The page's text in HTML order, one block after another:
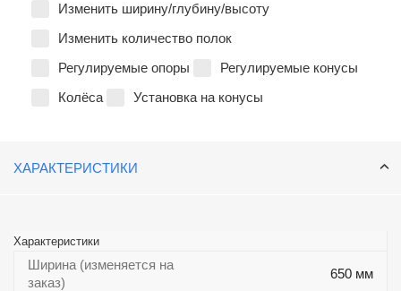
Изменить ширину/глубину/высоту
Изменить количество полок
Регулируемые опоры
Регулируемые конусы
Колёса
Установка на конусы
ХАРАКТЕРИСТИКИ
Характеристики
Ширина (изменяется на
заказ)
650 мм